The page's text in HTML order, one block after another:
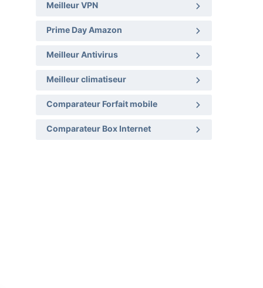
Meilleur VPN
Prime Day Amazon
Meilleur Antivirus
Meilleur climatiseur
Comparateur Forfait mobile
Comparateur Box Internet